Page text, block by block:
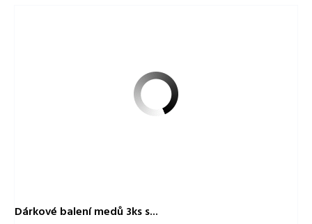
Dárkové balení medů 3ks s...